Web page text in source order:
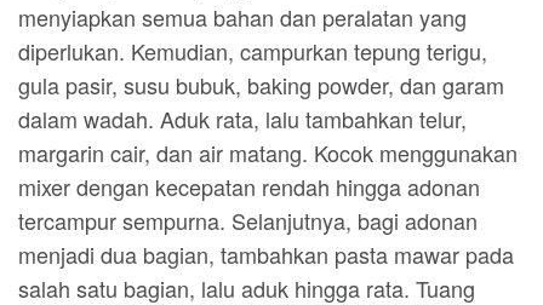
menyiapkan semua bahan dan peralatan yang
diperlukan. Kemudian, campurkan tepung terigu,
gula pasir, susu bubuk, baking powder, dan garam
dalam wadah. Aduk rata, lalu tambahkan telur,
margarin cair, dan air matang. Kocok menggunakan
mixer dengan kecepatan rendah hingga adonan
tercampur sempurna. Selanjutnya, bagi adonan
menjadi dua bagian, tambahkan pasta mawar pada
salah satu bagian, lalu aduk hingga rata. Tuang